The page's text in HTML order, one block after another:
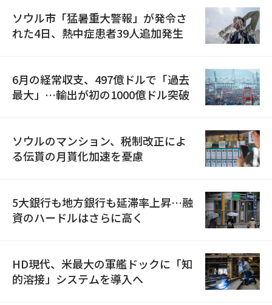
ソウル市「猛暑重大警報」が発令さ
れた4日、熱中症患者39人追加発生
6月の経常収支、497億ドルで「過去
最大」…輸出が初の1000億ドル突破
ソウルのマンション、税制改正によ
る伝貰の月貰化加速を憂慮
5大銀行も地方銀行も延滞率上昇…融
資のハードルはさらに高く
HD現代、米最大の軍艦ドックに「知
的溶接」システムを導入へ